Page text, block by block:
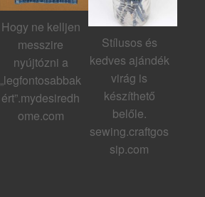
Hogy ne kelljen
messzire
nyújtózni a
„legfontosabbak
ért”.mydesiredh
ome.com
Stílusos és
kedves ajándék
virág is
készíthető
belőle.
sewing.craftgos
sip.com